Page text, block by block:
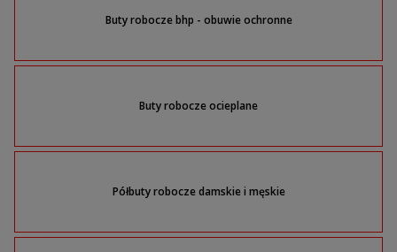
Buty robocze bhp - obuwie ochronne
Buty robocze ocieplane
Półbuty robocze damskie i męskie